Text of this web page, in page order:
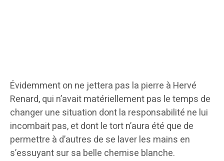
Évidemment on ne jettera pas la pierre à Hervé
Renard, qui n’avait matériellement pas le temps de
changer une situation dont la responsabilité ne lui
incombait pas, et dont le tort n’aura été que de
permettre à d’autres de se laver les mains en
s’essuyant sur sa belle chemise blanche.